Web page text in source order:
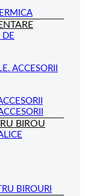
DE
ACCESORII
BIROU
BIROURI